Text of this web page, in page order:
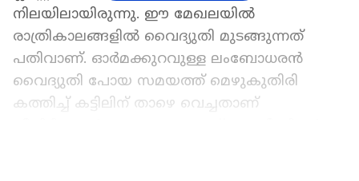
നിലയിലായിരുന്നു. ഈ മേഖലയിൽ
രാത്രികാലങ്ങളിൽ വൈദ്യുതി മുടങ്ങുന്നത്
പതിവാണ്. ഓർമക്കുറവുള്ള ലംബോധരൻ
വൈദ്യുതി പോയ സമയത്ത് മെഴുകുതിരി
കത്തിച്ച് കട്ടിലിന് താഴെ വെച്ചതാണ്